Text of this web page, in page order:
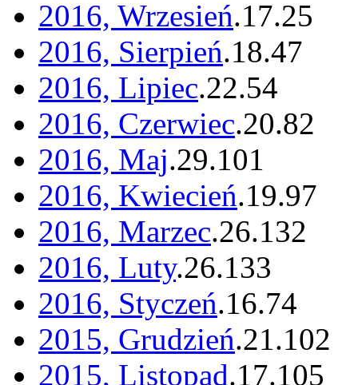
2016, Wrzesień.17.25
2016, Sierpień.18.47
2016, Lipiec.22.54
2016, Czerwiec.20.82
2016, Maj.29.101
2016, Kwiecień.19.97
2016, Marzec.26.132
2016, Luty.26.133
2016, Styczeń.16.74
2015, Grudzień.21.102
2015, Listopad.17.105